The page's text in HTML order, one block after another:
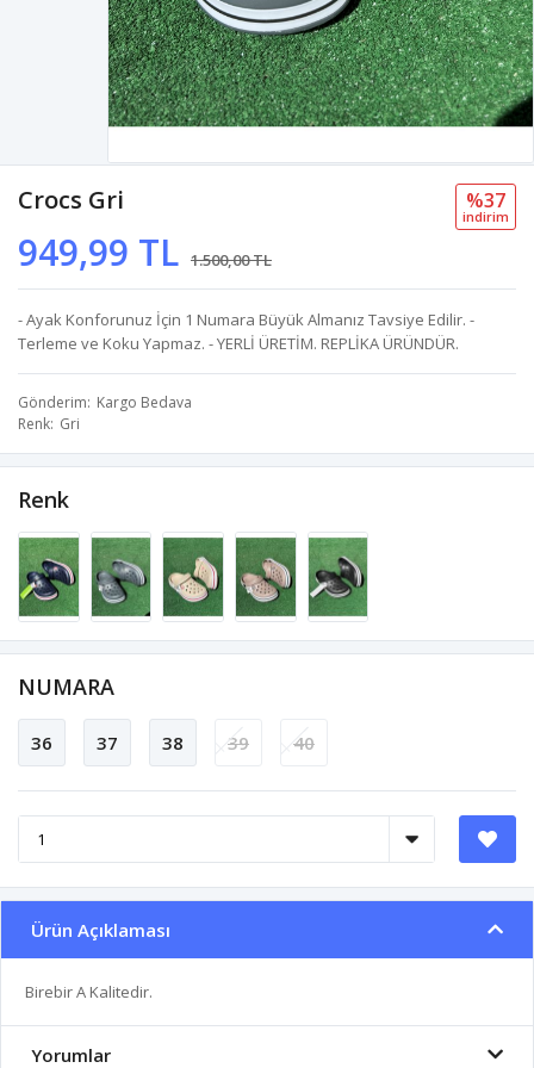
Crocs Gri
949,99 TL 1.500,00 TL
%37
i̇ndi̇ri̇m
- Ayak Konforunuz İçin 1 Numara Büyük Almanız Tavsiye Edilir. -
Terleme ve Koku Yapmaz. - YERLİ ÜRETİM. REPLİKA ÜRÜNDÜR.
Gönderim Kargo Bedava
Renk Gri
Renk
NUMARA
36 37 38 39 40
Ürün Açıklaması
Birebir A Kalitedir.
Yorumlar